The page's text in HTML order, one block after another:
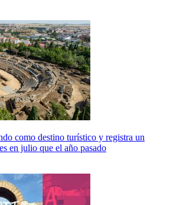
como destino turístico y registra un
en julio que el año pasado